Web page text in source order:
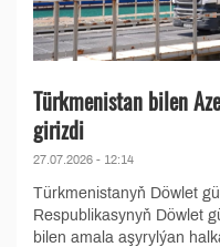
Türkmenistan bilen
girizdi
27.07.2026 - 12:14
Türkmenistanyň Döwlet
Respublikasynyň Döwlet
bilen amala aşyrylýan